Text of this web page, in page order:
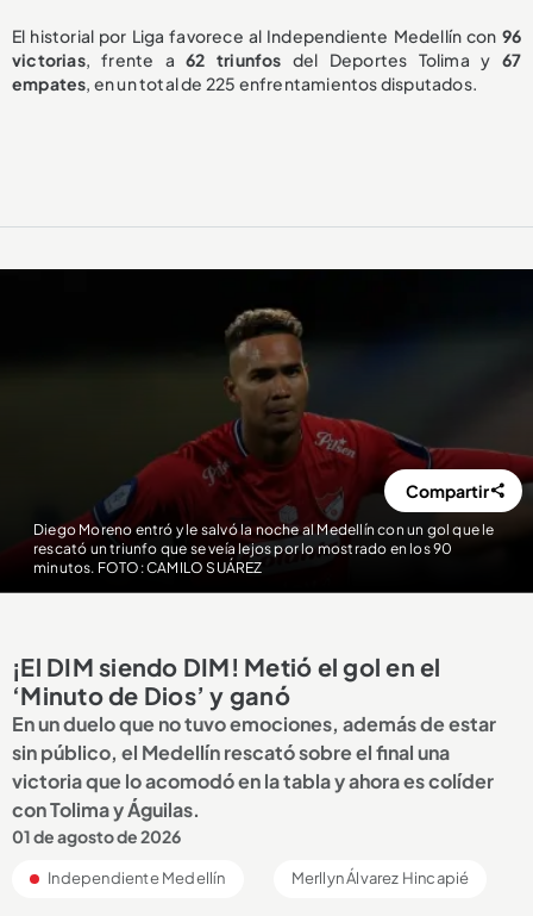
El historial por Liga favorece al Independiente Medellín con 96
victorias, frente a62 triunfos del Deportes Tolima y 67
empates, en un total de 225 enfrentamientos disputados.
Diego Moreno entró y le salvó la noche al Medellín con un gol que le
rescató un triunfo que se veía lejos por lo mostrado en los 90
minutos. FOTO: CAMILO SUÁREZ
Compartir
¡El DIM siendo DIM! Metió el gol en el
‘Minuto de Dios’ y ganó
En un duelo que no tuvo emociones, además de estar
sin público, el Medellín rescató sobre el final una
victoria que lo acomodó en la tabla y ahora es colíder
con Tolima y Águilas.
01 de agosto de 2026
Independiente Medellín Merllyn Álvarez Hincapié